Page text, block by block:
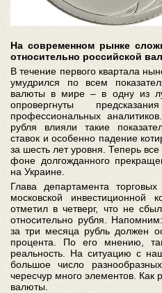
На современном рынке
относительно российской
В течение первого квартала
умудрился по всем
валюты в мире – в одну из
опровергнуты
профессиональных
рубля влияли такие
ставок и особенно падение
за шесть лет уровня. Теперь
фоне долгожданного
на Украине.
Глава департамента
московской инвестиционной
отметил в четверг, что не
относительно рубля.
за три месяца рубль должен
процента. По его мнению,
реальность. На ситуацию с
большое число
чересчур много элементов. Как
валюты.